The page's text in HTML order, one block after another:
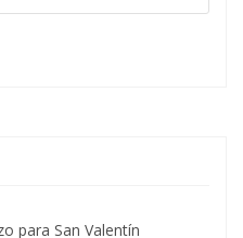
para San Valentín